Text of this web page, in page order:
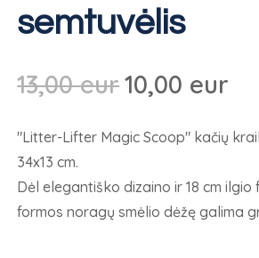
semtuvėlis
13,00eur Algne
oli:
10,00 eur
"Litter-Lifter Magic Scoop" kačių
34x13 cm.
Dėl elegantiško dizaino ir 18 cm ilgio
formos noragų smėlio dėžę galima